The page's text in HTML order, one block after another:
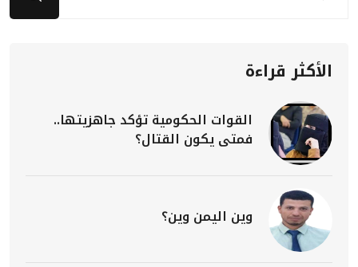
الأكثر قراءة
القوات الحكومية تؤكد جاهزيتها..
فمتى يكون القتال؟
وين اليمن وين؟